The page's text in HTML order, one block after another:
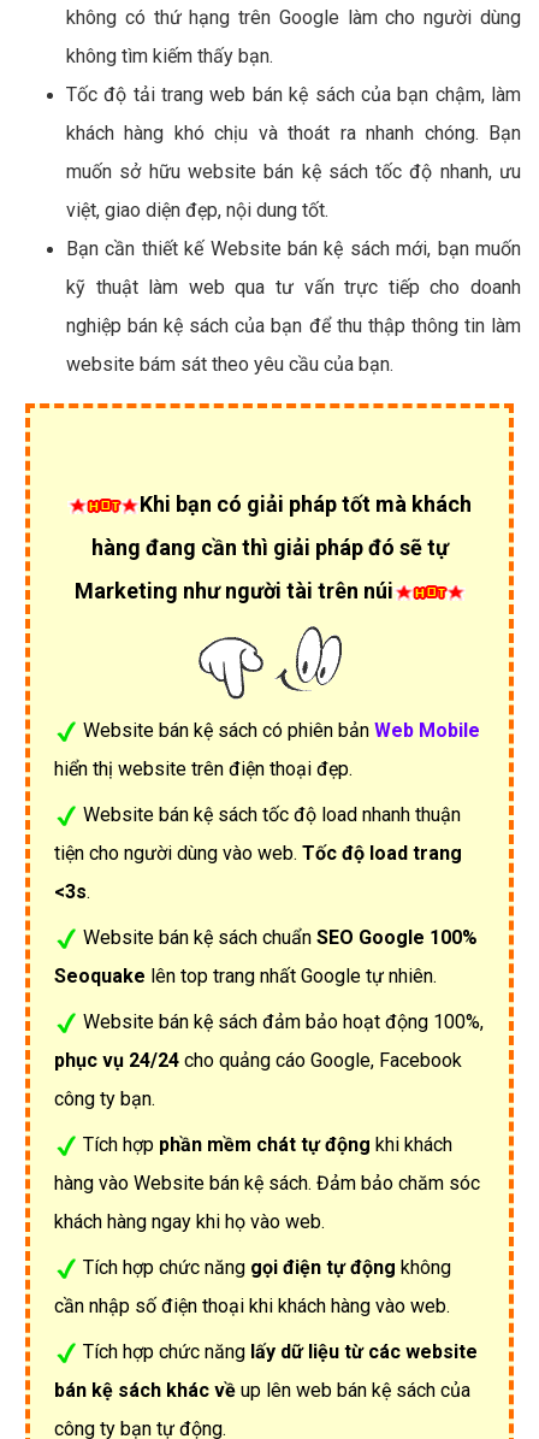
không có thứ hạng trên Google làm cho người dùng
không tìm kiếm thấy bạn.
Tốc độ tải trang web bán kệ sách của bạn chậm, làm
khách hàng khó chịu và thoát ra nhanh chóng. Bạn
muốn sở hữu website bán kệ sách tốc độ nhanh, ưu
việt, giao diện đẹp, nội dung tốt.
Bạn cần thiết kế Website bán kệ sách mới, bạn muốn
kỹ thuật làm web qua tư vấn trực tiếp cho doanh
nghiệp bán kệ sách của bạn để thu thập thông tin làm
website bám sát theo yêu cầu của bạn.
Khi bạn có giải pháp tốt mà khách
hàng đang cần thì giải pháp đó sẽ tự
Marketing như người tài trên núi
Website bán kệ sách có phiên bản Web Mobile
hiển thị website trên điện thoại đẹp.
Website bán kệ sách tốc độ load nhanh thuận
tiện cho người dùng vào web. Tốc độ load trang
<3s.
Website bán kệ sách chuẩn SEO Google 100%
Seoquake lên top trang nhất Google tự nhiên.
Website bán kệ sách đảm bảo hoạt động 100%,
phục vụ 24/24 cho quảng cáo Google, Facebook
công ty bạn.
Tích hợp phần mềm chát tự động khi khách
hàng vào Website bán kệ sách. Đảm bảo chăm sóc
khách hàng ngay khi họ vào web.
Tích hợp chức năng gọi điện tự động không
cần nhập số điện thoại khi khách hàng vào web.
Tích hợp chức năng lấy dữ liệu từ các website
bán kệ sách khác về up lên web bán kệ sách của
công ty bạn tự động.